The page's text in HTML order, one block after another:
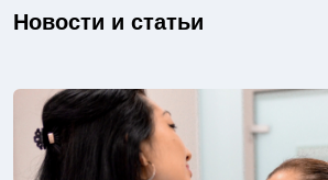
Новости и статьи